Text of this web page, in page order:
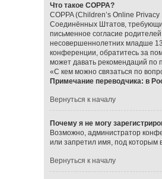
Что такое COPPA?
COPPA (Children’s Online
Соединённых Штатов,
письменное согласие
несовершеннолетних младше
конференции, обратитесь за
может давать рекомендаций по
«С кем можно связаться по
Примечание переводчика: в
Вернуться к началу
Почему я не могу
Возможно, администратор
или запретил имя, под которым
Вернуться к началу